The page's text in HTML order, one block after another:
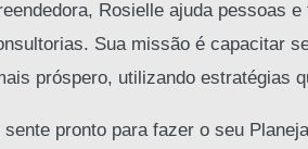
Rosielle ajuda pessoas
Sua missão é capacitar
próspero, utilizando estratégias
pronto para fazer o seu